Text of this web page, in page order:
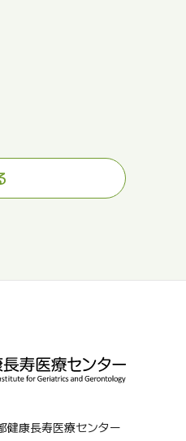
健康長寿医療センター